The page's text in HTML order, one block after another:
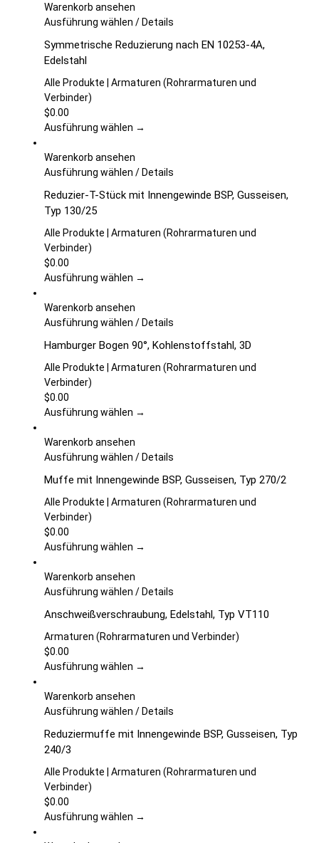
auf
Produktseite
werden
Warenkorb ansehen
Ausführung wählen Dieses
weist
Varianten
Optionen
der
gewählt
/Details
Symmetrische Reduzierung nach EN 10253-4A,
Edelstahl
Alle Produkte | Armaturen (Rohrarmaturen und
Verbinder)
$0.00
Ausführung wählen →
Warenkorb ansehen
Ausführung wählen Dieses
weist
Varianten
Optionen
der
gewählt
werden
/Details
Reduzier-T-Stück mit Innengewinde BSP, Gusseisen,
Typ 130/25
Alle Produkte | Armaturen (Rohrarmaturen und
Verbinder)
$0.00
Ausführung wählen →
Warenkorb ansehen
Ausführung wählen Dieses
weist
mehrere
Die
auf
Produktseite
gewählt
/Details
Hamburger Bogen 90°, Kohlenstoffstahl, 3D
Alle Produkte | Armaturen (Rohrarmaturen und
Verbinder)
$0.00
Ausführung wählen →
Warenkorb ansehen
Ausführung wählen Dieses
weist
mehrere
Die
auf
Produktseite
gewählt
/Details
Muffe mit Innengewinde BSP, Gusseisen, Typ 270/2
Alle Produkte | Armaturen (Rohrarmaturen und
Verbinder)
$0.00
Ausführung wählen →
Warenkorb ansehen
Ausführung wählen Dieses
weist
mehrere
auf.
können
der
gewählt
/Details
Anschweißverschraubung, Edelstahl, Typ VT110
Armaturen (Rohrarmaturen und Verbinder)
$0.00
Ausführung wählen →
Warenkorb ansehen
Ausführung wählen Dieses
weist
Varianten
Optionen
/Details
Reduziermuffe mit Innengewinde BSP, Gusseisen, Typ
240/3
Alle Produkte | Armaturen (Rohrarmaturen und
Verbinder)
$0.00
Ausführung wählen →